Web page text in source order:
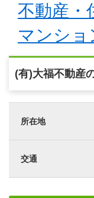
不動産・
マンショ
(有)大福不動産
所在地
交通